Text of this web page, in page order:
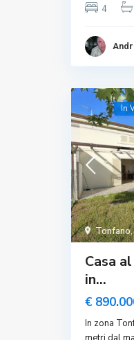
4
Tonfano,
In
Casa
in...
€
In zona